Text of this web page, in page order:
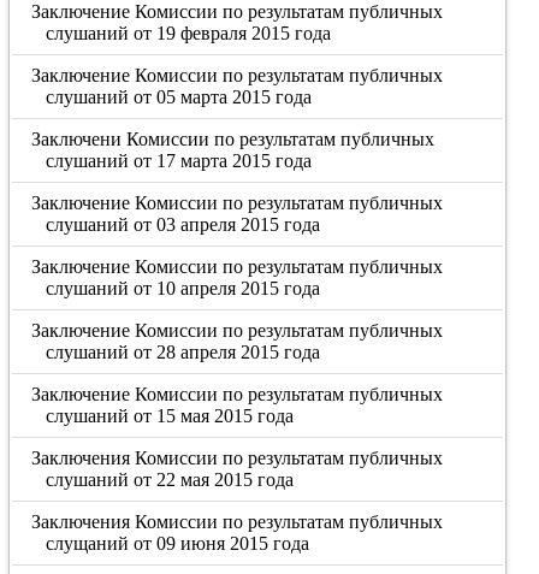
Заключение Комиссии по результатам публичных
слушаний от 19 февраля 2015 года
Заключение Комиссии по результатам публичных
слушаний от 05 марта 2015 года
Заключени Комиссии по результатам публичных
слушаний от 17 марта 2015 года
Заключение Комиссии по результатам публичных
слушаний от 03 апреля 2015 года
Заключение Комиссии по результатам публичных
слушаний от 10 апреля 2015 года
Заключение Комиссии по результатам публичных
слушаний от 28 апреля 2015 года
Заключение Комиссии по результатам публичных
слушаний от 15 мая 2015 года
Заключения Комиссии по результатам публичных
слушаний от 22 мая 2015 года
Заключения Комиссии по результатам публичных
слущаний от 09 июня 2015 года